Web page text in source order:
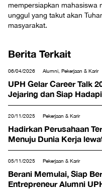
mempersiapkan mahasiswa
unggul yang takut akan
masyarakat.
Berita Terkait
06/04/2026 Alumni, Pekerjaan & Karir
UPH Gelar Career Talk
Jejaring dan Siap
20/11/2025 Pekerjaan & Karir
Hadirkan Perusahaan
Menuju Dunia Kerja
05/11/2025 Pekerjaan & Karir
Berani Memulai, Siap
Entrepreneur Alumni